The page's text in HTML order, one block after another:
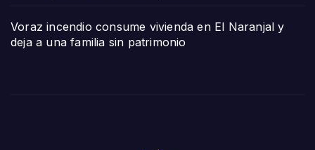
Voraz incendio consume vivienda en El Naranjal y
deja a una familia sin patrimonio